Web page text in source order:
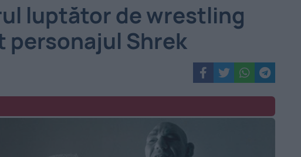
luptător de wrestling
personajul Shrek